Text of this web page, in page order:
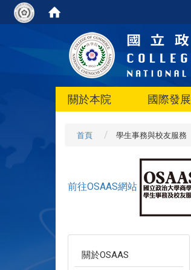
關於本院 國際發展
首頁 學生事務與校友服務
前往OSAAS網站
關於OSAAS